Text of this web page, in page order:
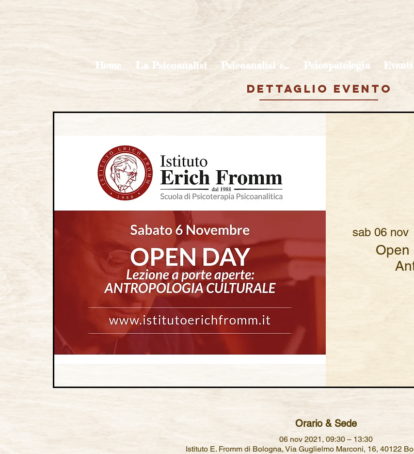
Home La Psicoanalisi Psicoanalisi e... Psicopatologia Eventi
DETTAGLIO EVENTO
sab 06 nov
Open
Orario & Sede
06 nov 2021, 09:30 – 13:30
Istituto E. Fromm di Bologna, Via Guglielmo Marconi, 16, 40122